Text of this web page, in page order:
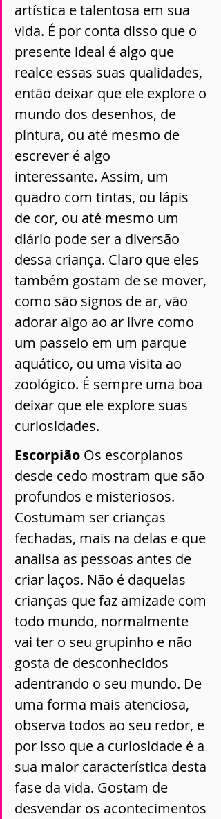
artística e talentosa em sua
vida. É por conta disso que o
presente ideal é algo que
realce essas suas qualidades,
então deixar que ele explore o
mundo dos desenhos, de
pintura, ou até mesmo de
escrever é algo
interessante. Assim, um
quadro com tintas, ou lápis
de cor, ou até mesmo um
diário pode ser a diversão
dessa criança. Claro que eles
também gostam de se mover,
como são signos de ar, vão
adorar algo ao ar livre como
um passeio em um parque
aquático, ou uma visita ao
zoológico. É sempre uma boa
deixar que ele explore suas
curiosidades.
Escorpião Os escorpianos
desde cedo mostram que são
profundos e misteriosos.
Costumam ser crianças
fechadas, mais na delas e que
analisa as pessoas antes de
criar laços. Não é daquelas
crianças que faz amizade com
todo mundo, normalmente
vai ter o seu grupinho e não
gosta de desconhecidos
adentrando o seu mundo. De
uma forma mais atenciosa,
observa todos ao seu redor, e
por isso que a curiosidade é a
sua maior característica desta
fase da vida. Gostam de
desvendar os acontecimentos